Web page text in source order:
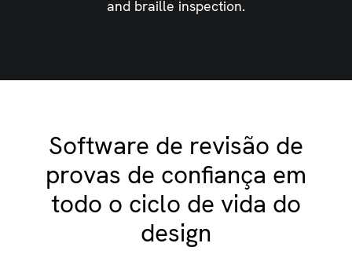
Software de revisão de
provas de confiança em
todo o ciclo de vida do
design